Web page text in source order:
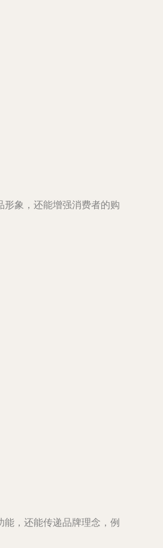
象，还能增强消费者的购
，还能传递品牌理念，例